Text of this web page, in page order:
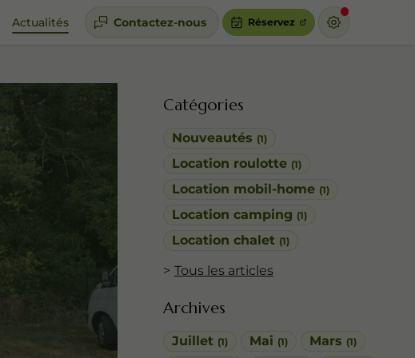
Actualités Contactez-nous Réservez
Catégories
Nouveautés (1)
Location roulotte (1)
Location mobil-home (1)
Location camping (1)
Location chalet (1)
Tous les articles
Archives
Juillet (1) Mai (1) Mars (1)